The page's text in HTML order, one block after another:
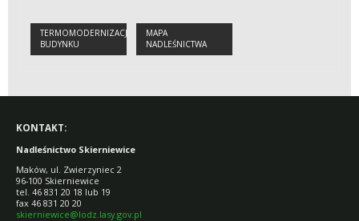
TERMOMODERNIZACJA
BUDYNKU
MIESZKALNEGO
MAPA
NADLEŚNICTWA
SKIERNIEWICE
KONTAKT:
Nadleśnictwo Skierniewice
Maków, ul. Zwierzyniec 2
96-100 Skierniewice
tel. 46 831 20 18 lub 19
fax 46 831 20 20
skierniewice@lodz.lasy.gov.pl